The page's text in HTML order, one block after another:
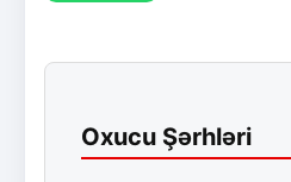
Oxucu Şərhləri